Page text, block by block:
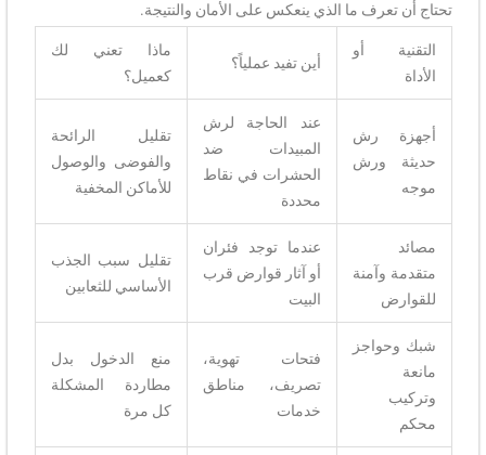
تحتاج أن تعرف ما الذي ينعكس على الأمان والنتيجة.
التقنية أو
الأداة
أين تفيد عملياً؟
ماذا تعني لك
كعميل؟
أجهزة رش
حديثة ورش
موجه
عند الحاجة لرش
المبيدات ضد
الحشرات في نقاط
محددة
تقليل الرائحة
والفوضى والوصول
للأماكن المخفية
مصائد
متقدمة وآمنة
للقوارض
عندما توجد فئران
أو آثار قوارض قرب
البيت
تقليل سبب الجذب
الأساسي للثعابين
شبك وحواجز
مانعة
وتركيب
محكم
فتحات تهوية،
تصريف، مناطق
خدمات
منع الدخول بدل
مطاردة المشكلة
كل مرة